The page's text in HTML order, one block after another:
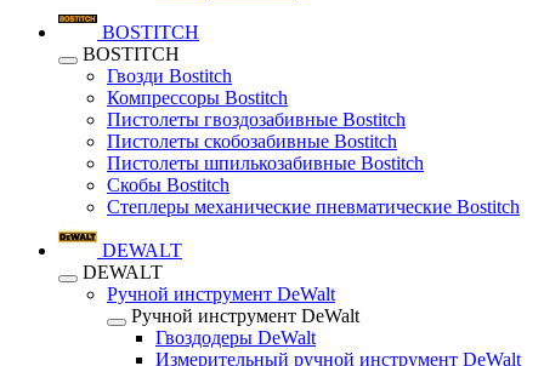
BOSTITCH
BOSTITCH
Гвозди Bostitch
Компрессоры Bostitch
Пистолеты гвоздозабивные Bostitch
Пистолеты скобозабивные Bostitch
Пистолеты шпилькозабивные Bostitch
Скобы Bostitch
Степлеры механические пневматические Bostitch
DEWALT
DEWALT
Ручной инструмент DeWalt
Ручной инструмент DeWalt
Гвоздодеры DeWalt
Измерительный ручной инструмент DeWalt